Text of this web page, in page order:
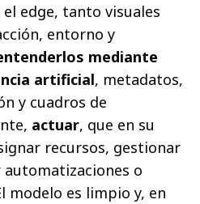
edge, tanto visuales
entorno y
mediante
artificial, metadatos,
y cuadros de
actuar, que en su
recursos, gestionar
o
modelo es limpio y, en